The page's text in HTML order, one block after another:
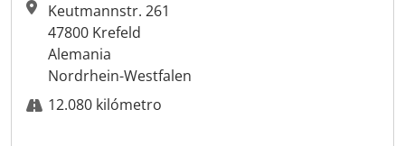
Keutmannstr. 261
47800 Krefeld
Alemania
Nordrhein-Westfalen
12.080 kilómetro